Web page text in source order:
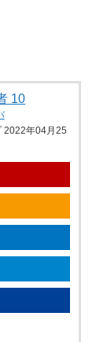
10
2022年04月25